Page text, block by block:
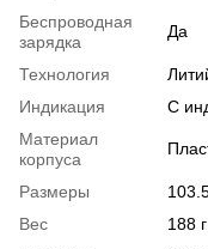
Беспроводная
зарядка
Да
Технология
Индикация
С
Материал
корпуса
Размеры
Вес
188 г